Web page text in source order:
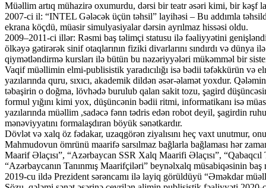
Müəllim artıq mühazirə oxumurdu, dərsi bir teatr əsəri kimi, bir kəşf
2007-ci il: “INTEL Gələcək üçün təhsil” layihəsi – Bu addımla
ekrana köçdü, müasir simulyasiyalar dərsin ayrılmaz hissəsi oldu.
2009–2011-ci illər: Rəsmi baş təlimçi statusu ilə fəaliyyətini
ölkəyə gətirərək sinif otaqlarının fiziki divarlarını sındırdı və dünya
qiymətləndirmə kursları ilə bütün bu nəzəriyyələri mükəmməl bir
Vaqif müəllimin elmi-publisistik yaradıcılığı isə bədii təfəkkürün və
yazılarında quru, sıxıcı, akademik dildən əsər-əlamət yoxdur.
təbaşirin o doğma, lövhədə burulub qalan sakit tozu, şagird
formul yığını kimi yox, düşüncənin bədii ritmi, informatikanı isə
yazılarında müəllim ,sadəcə fənn tədris edən robot deyil, şagirdin
mənəviyyatını formalaşdıran böyük sənətkardır.
Dövlət və xalq öz fədakar, uzaqgörən ziyalısını heç vaxt unutmur,
Mahmudovun ömrünü maarifə sarsılmaz bağlarla bağlaması hər
Maarif Əlaçısı”, “Azərbaycan SSR Xalq Maarifi Əlaçısı”,
“Azərbaycanın Tanınmış Maarifçiləri” beynəlxalq müsabiqəsinin
2019-cu ildə Prezident sərəncamı ilə layiq görüldüyü “Əməkdar